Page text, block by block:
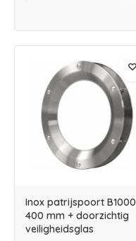
Inox patrijspoort B1000
400 mm + doorzichtig
veiligheidsglas